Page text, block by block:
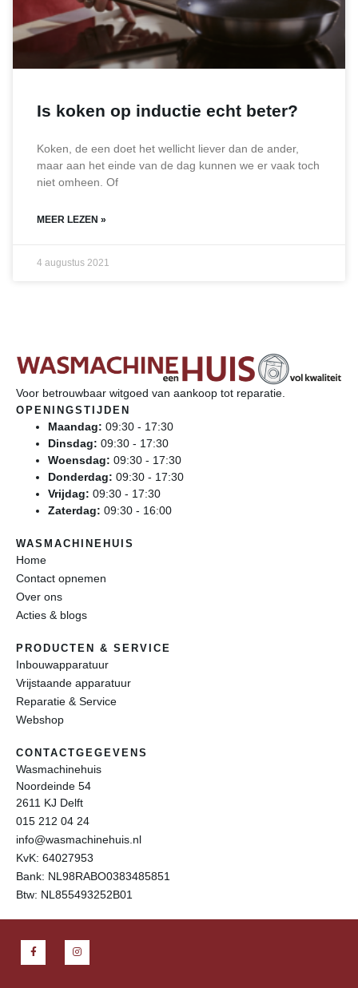
Is koken op inductie echt beter?
Koken, de een doet het wellicht liever dan de ander,
maar aan het einde van de dag kunnen we er vaak toch
niet omheen. Of
MEER LEZEN »
4 augustus 2021
Voor betrouwbaar witgoed van aankoop tot reparatie.
OPENINGSTIJDEN
Maandag: 09:30 - 17:30
Dinsdag: 09:30 - 17:30
Woensdag: 09:30 - 17:30
Donderdag: 09:30 - 17:30
Vrijdag: 09:30 - 17:30
Zaterdag: 09:30 - 16:00
WASMACHINEHUIS
Home
Contact opnemen
Over ons
Acties & blogs
PRODUCTEN & SERVICE
Inbouwapparatuur
Vrijstaande apparatuur
Reparatie & Service
Webshop
CONTACTGEGEVENS
Wasmachinehuis
Noordeinde 54
2611 KJ Delft
015 212 04 24
info@wasmachinehuis.nl
KvK: 64027953
Bank: NL98RABO0383485851
Btw: NL855493252B01